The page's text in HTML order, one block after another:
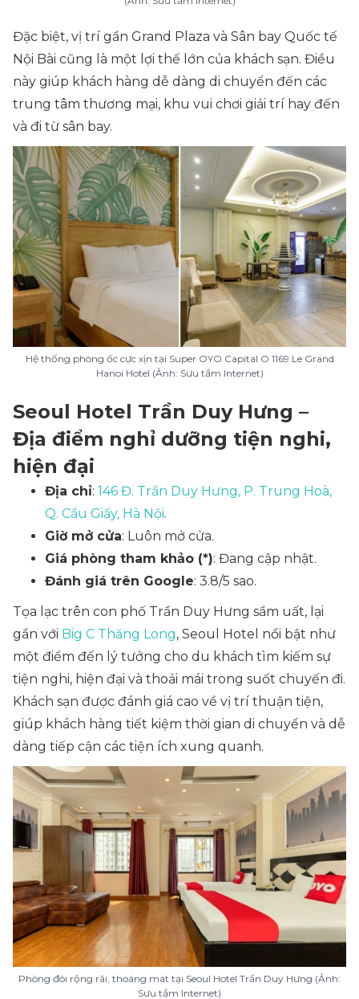
Đặc biệt, vị trí gần Grand Plaza và Sân bay Quốc tế
Nội Bài cũng là một lợi thế lớn của khách sạn. Điều
này giúp khách hàng dễ dàng di chuyển đến các
trung tâm thương mại, khu vui chơi giải trí hay đến
và đi từ sân bay.
Hệ thống phòng ốc cực xịn tại Super OYO Capital O 1169 Le Grand
Hanoi Hotel (Ảnh: Sưu tầm Internet)
Seoul Hotel Trần Duy Hưng –
Địa điểm nghỉ dưỡng tiện nghi,
hiện đại
Địa chỉ: 146 Đ. Trần Duy Hưng, P. Trung Hoà,
Q. Cầu Giấy, Hà Nội.
Giờ mở cửa: Luôn mở cửa.
Giá phòng tham khảo (*): Đang cập nhật.
Đánh giá trên Google: 3.8/5 sao.
Tọa lạc trên con phố Trần Duy Hưng sầm uất, lại
gần với Big C Thăng Long, Seoul Hotel nổi bật như
một điểm đến lý tưởng cho du khách tìm kiếm sự
tiện nghi, hiện đại và thoải mái trong suốt chuyến đi.
Khách sạn được đánh giá cao về vị trí thuận tiện,
giúp khách hàng tiết kiệm thời gian di chuyển và dễ
dàng tiếp cận các tiện ích xung quanh.
Phòng đôi rộng rãi, thoáng mát tại Seoul Hotel Trần Duy Hưng (Ảnh:
Sưu tầm Internet)